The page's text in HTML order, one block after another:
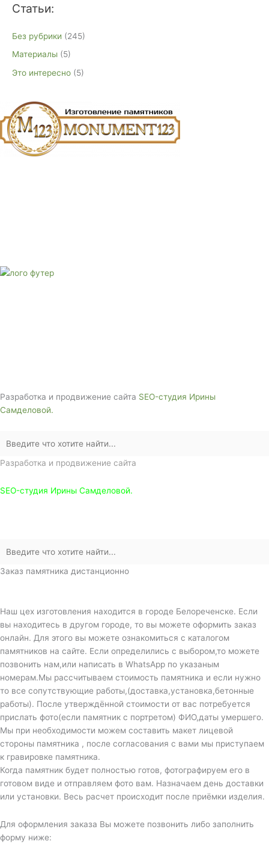
Статьи:
Без рубрики (245)
Материалы (5)
Это интересно (5)
Разработка и продвижение сайта SEO-студия Ирины
Самделовой.
Разработка и продвижение сайта
SEO-студия Ирины Самделовой.
Заказ памятника дистанционно
Наш цех изготовления находится в городе Белореченске. Если
вы находитесь в другом городе, то вы можете оформить заказ
онлайн. Для этого вы можете ознакомиться с каталогом
памятников на сайте. Если определились с выбором,то можете
позвонить нам,или написать в WhatsApp по указаным
номерам.Мы рассчитываем стоимость памятника и если нужно
то все сопутствующие работы,(доставка,установка,бетонные
работы). После утверждённой стоимости от вас потребуется
прислать фото(если памятник с портретом) ФИО,даты умершего.
Мы при необходимости можем составить макет лицевой
стороны памятника , после согласования с вами мы приступаем
к гравировке памятника.
Когда памятник будет полностью готов, фотографируем его в
готовом виде и отправляем фото вам. Назначаем день доставки
или установки. Весь расчет происходит после приёмки изделия.
Для оформления заказа Вы можете позвонить либо заполнить
форму ниже: